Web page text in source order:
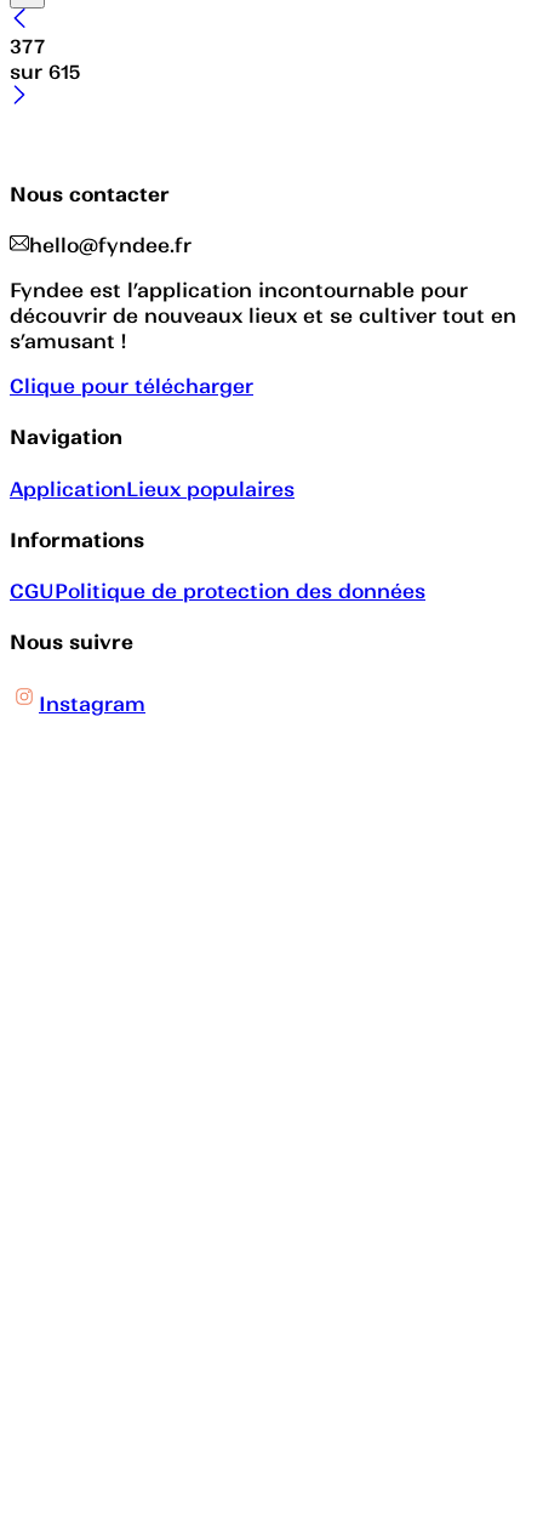
377
sur 615
Nous contacter
hello@fyndee.fr
Fyndee est l’application incontournable pour
découvrir de nouveaux lieux et se cultiver tout en
s’amusant !
Clique pour télécharger
Navigation
ApplicationLieux populaires
Informations
CGUPolitique de protection des données
Nous suivre
Instagram